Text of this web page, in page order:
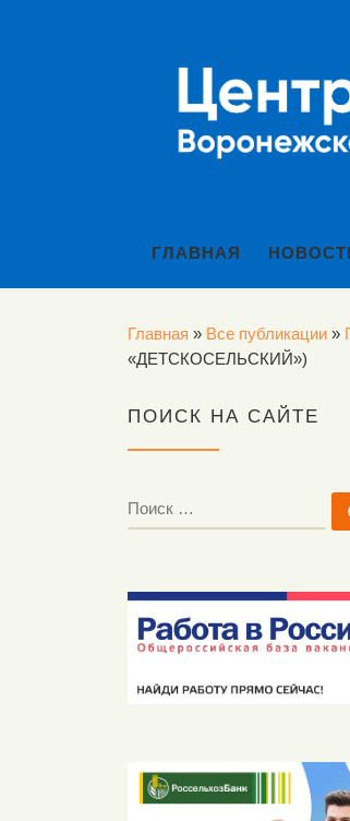
ГЛАВНАЯ
Главная » Все публикации »
«ДЕТСКОСЕЛЬСКИЙ»)
ПОИСК НА САЙТЕ
ПОИСК